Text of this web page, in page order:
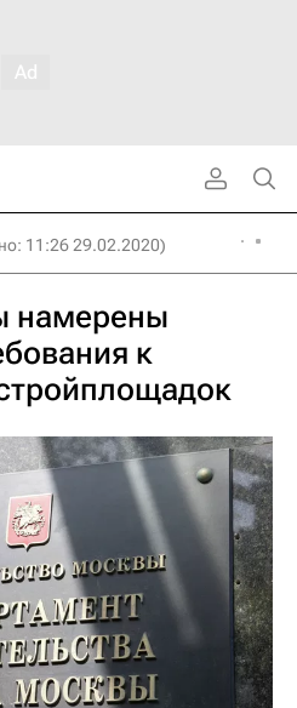
11:26 29.02.2020)
намерены
к